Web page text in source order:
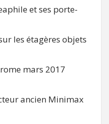
et ses porte-
les étagères objets
mars 2017
ancien Minimax